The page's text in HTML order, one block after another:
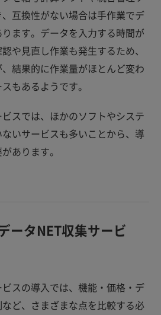
互換性がない場合は手作業でデ
ます。データを入力する時間が
や見直し作業も発生するため、
結果的に作業量がほとんど変わ
もあるようです。
スでは、ほかのソフトやシステ
いサービスも多いことから、導
あります。
ータNET収集サービ
スの導入では、機能・価格・デ
ど、さまざまな点を比較する必